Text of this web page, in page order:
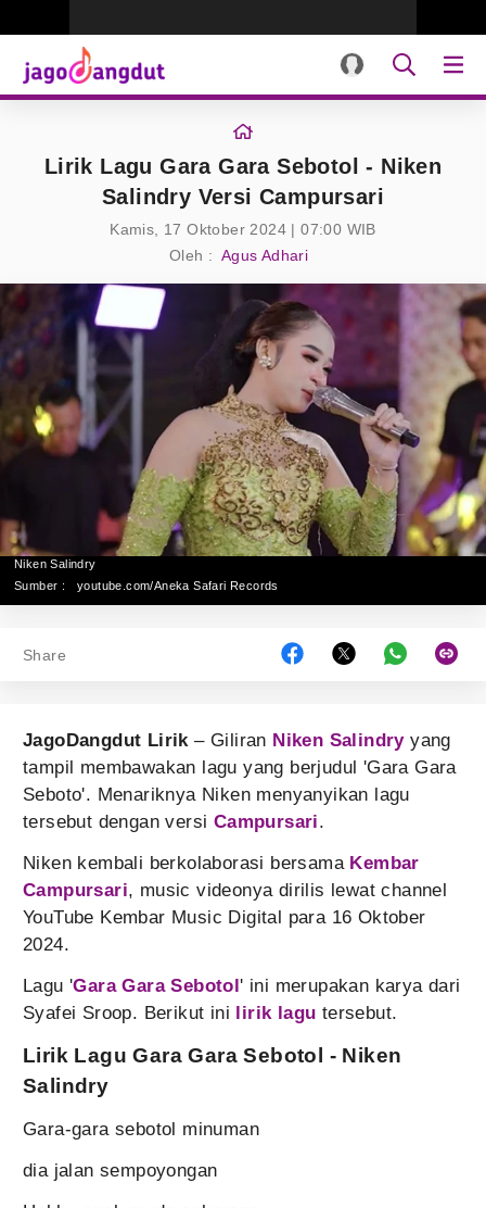
Lirik Lagu Gara Gara Sebotol - Niken
Salindry Versi Campursari
Kamis, 17 Oktober 2024 | 07:00 WIB
Oleh : Agus Adhari
Niken Salindry
Sumber :
youtube.com/Aneka Safari Records
Share
JagoDangdut Lirik– Giliran Niken Salindryyang
tampil membawakan lagu yang berjudul 'Gara Gara
Seboto'. Menariknya Niken menyanyikan lagu
tersebut dengan versi Campursari.
Niken kembali berkolaborasi bersama Kembar
Campursari, music videonya dirilis lewat channel
YouTube Kembar Music Digital para 16 Oktober
2024.
Lagu 'Gara Gara Sebotol' ini merupakan karya dari
Syafei Sroop. Berikut ini lirik lagu tersebut.
Lirik Lagu Gara Gara Sebotol - Niken
Salindry
Gara-gara sebotol minuman
dia jalan sempoyongan